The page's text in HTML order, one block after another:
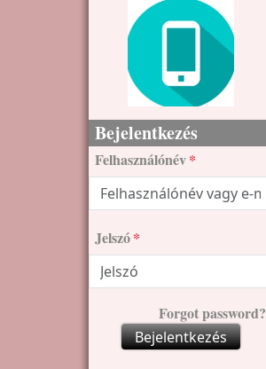
Bejelentkezés
Felhasználónév
Jelszó
Forgot password?
Bejelentkezés